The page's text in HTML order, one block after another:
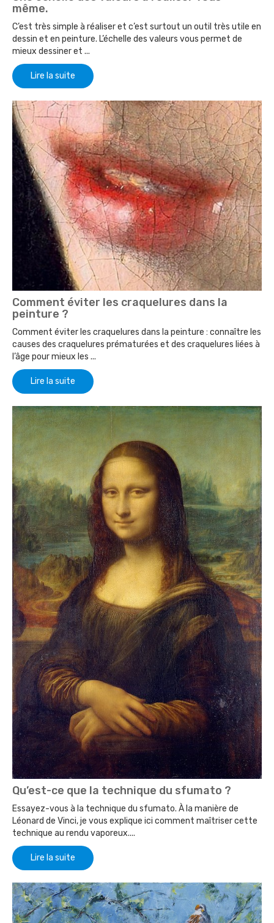
même.
C’est très simple à réaliser et c’est surtout un outil très utile en
dessin et en peinture. L’échelle des valeurs vous permet de
mieux dessiner et ...
Lire la suite
Comment éviter les craquelures dans la
peinture ?
Comment éviter les craquelures dans la peinture : connaître les
causes des craquelures prématurées et des craquelures liées à
l’âge pour mieux les ...
Lire la suite
Qu’est-ce que la technique du sfumato ?
Essayez-vous à la technique du sfumato. À la manière de
Léonard de Vinci, je vous explique ici comment maîtriser cette
technique au rendu vaporeux....
Lire la suite